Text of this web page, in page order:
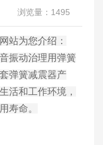
浏览量：1495
站为您介绍：
振动治理用弹簧
弹簧减震器产
活和工作环境，
寿命。